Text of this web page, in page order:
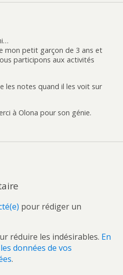
mon petit garçon de 3 ans et
participons aux activités
les notes quand il les voit sur
à Olona pour son génie.
pour rédiger un
réduire les indésirables. En
données de vos
.